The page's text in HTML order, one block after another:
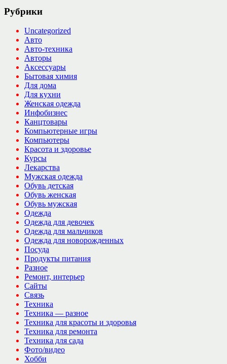
Рубрики
Uncategorized
Авто
Авто-техника
Авторы
Аксессуары
Бытовая химия
Для дома
Для кухни
Женская одежда
Инфобизнес
Канцтовары
Компьютерные игры
Компьютеры
Красота и здоровье
Курсы
Лекарства
Мужская одежда
Обувь детская
Обувь женская
Обувь мужская
Одежда
Одежда для девочек
Одежда для мальчиков
Одежда для новорожденных
Посуда
Продукты питания
Разное
Ремонт, интерьер
Сайты
Связь
Техника
Техника — разное
Техника для красоты и здоровья
Техника для ремонта
Техника для сада
Фото/видео
Хобби